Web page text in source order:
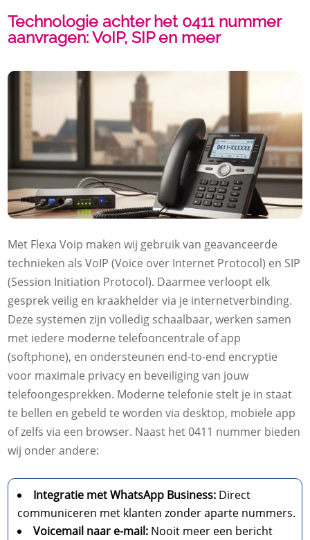
Technologie achter het 0411 nummer
aanvragen: VoIP, SIP en meer
Met Flexa Voip maken wij gebruik van geavanceerde
technieken als VoIP (Voice over Internet Protocol) en SIP
(Session Initiation Protocol). Daarmee verloopt elk
gesprek veilig en kraakhelder via je internetverbinding.
Deze systemen zijn volledig schaalbaar, werken samen
met iedere moderne telefooncentrale of app
(softphone), en ondersteunen end-to-end encryptie
voor maximale privacy en beveiliging van jouw
telefoongesprekken. Moderne telefonie stelt je in staat
te bellen en gebeld te worden via desktop, mobiele app
of zelfs via een browser. Naast het 0411 nummer bieden
wij onder andere:
Integratie met WhatsApp Business: Direct
communiceren met klanten zonder aparte nummers.
Voicemail naar e-mail: Nooit meer een bericht